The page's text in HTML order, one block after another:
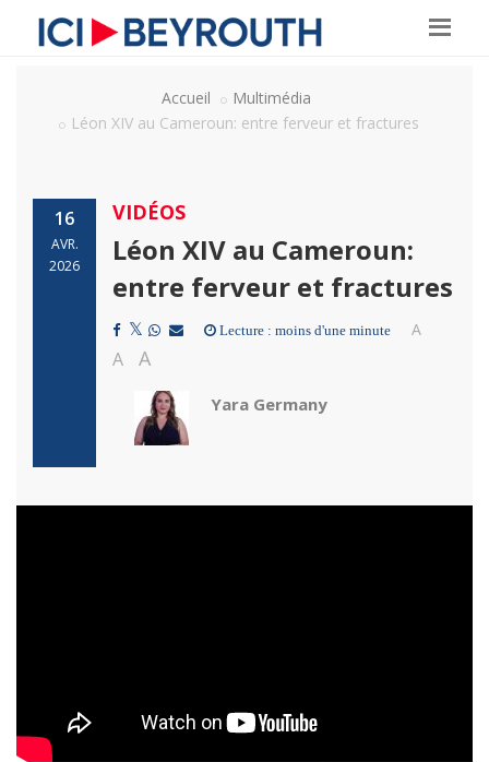
Accueil
Multimédia
Léon XIV au Cameroun: entre ferveur et fractures
16
AVR.
2026
VIDÉOS
Léon XIV au Cameroun:
entre ferveur et fractures
Lecture : moins d'une minute A
A A
Yara Germany